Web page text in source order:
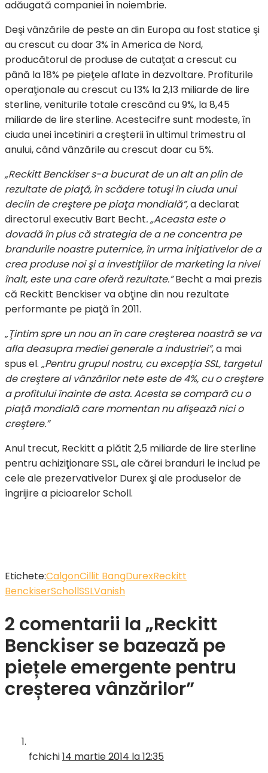
adăugată companiei în noiembrie.
Deşi vânzările de peste an din Europa au fost statice şi
au crescut cu doar 3% în America de Nord,
producătorul de produse de cutaţat a crescut cu
până la 18% pe pieţele aflate în dezvoltare. Profiturile
operaţionale au crescut cu 13% la 2,13 miliarde de lire
sterline, veniturile totale crescând cu 9%, la 8,45
miliarde de lire sterline. Acestecifre sunt modeste, în
ciuda unei încetiniri a creşterii în ultimul trimestru al
anului, când vânzările au crescut doar cu 5%.
„Reckitt Benckiser s-a bucurat de un alt an plin de
rezultate de piaţă, în scădere totuşi în ciuda unui
declin de creştere pe piaţa mondială”,a declarat
directorul executiv Bart Becht. „Aceasta este o
dovadă în plus că strategia de a ne concentra pe
brandurile noastre puternice, în urma iniţiativelor de a
crea produse noi şi a investiţiilor de marketing la nivel
înalt, este una care oferă rezultate.”Becht a mai prezis
că Reckitt Benckiser va obţine din nou rezultate
performante pe piaţă în 2011.
„Ţintim spre un nou an în care creşterea noastră se va
afla deasupra mediei generale a industriei”, a mai
spus el. „Pentru grupul nostru, cu excepţia SSL, targetul
de creştere al vânzărilor nete este de 4%, cu o creştere
a profitului înainte de asta. Acesta se compară cu o
piaţă mondială care momentan nu afişează nici o
creştere.”
Anul trecut, Reckitt a plătit 2,5 miliarde de lire sterline
pentru achiziţionare SSL, ale cărei branduri le includ pe
cele ale prezervativelor Durex şi ale produselor de
îngrijire a picioarelor Scholl.
Etichete:CalgonCillit BangDurexReckitt
BenckiserSchollSSLVanish
2 comentarii la „Reckitt
Benckiser se bazează pe
piețele emergente pentru
creșterea vânzărilor”
fchichi14 martie 2014 la 12:35